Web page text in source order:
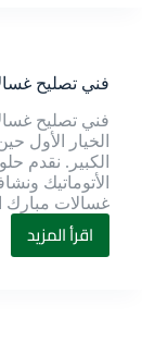
فني تصليح غسالات
الخيار الأول
الكبير. نقدم
الأتوماتيك
غسالات مبارك
اقرأ المزيد